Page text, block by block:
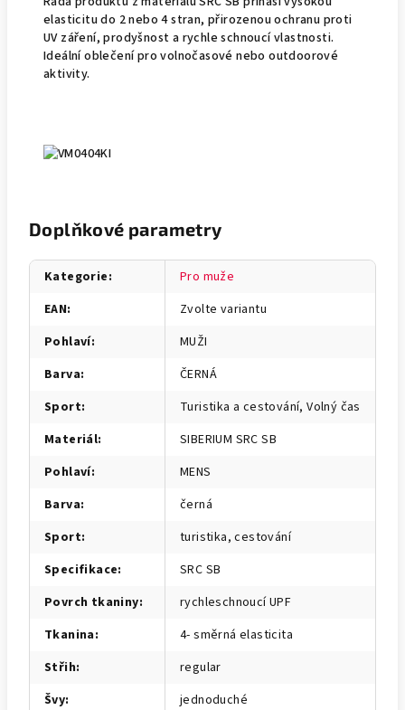
elasticitu do 2 nebo 4 stran, přirozenou ochranu proti
UV záření, prodyšnost a rychle schnoucí vlastnosti.
Ideální oblečení pro volnočasové nebo outdoorové
aktivity.
Doplňkové parametry
Kategorie:
Pro muže
EAN:
Zvolte variantu
Pohlaví:
MUŽI
Barva:
ČERNÁ
Sport:
Turistika a cestování, Volný čas
Materiál:
SIBERIUM SRC SB
Pohlaví:
MENS
Barva:
černá
Sport:
turistika, cestování
Specifikace:
SRC SB
Povrch tkaniny:
rychleschnoucí UPF
Tkanina:
4- směrná elasticita
Střih:
regular
Švy:
jednoduché